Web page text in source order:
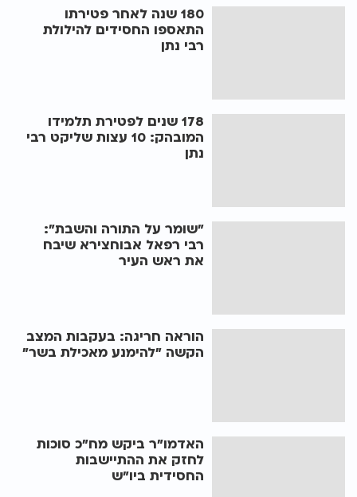
180 שנה לאחר פטירתו
התאספו החסידים להילולת
רבי נתן
178 שנים לפטירת תלמידו
המובהק: 10 עצות שליקט רבי
נתן
"שומר על התורה והשבת":
רבי רפאל אבוחצירא שיבח
את ראש העיר
הוראה חריגה: בעקבות המצב
הקשה "להימנע מאכילת בשר"
האדמו"ר ביקש מח"כ סוכות
לחזק את ההתיישבות
החסידית ביו"ש